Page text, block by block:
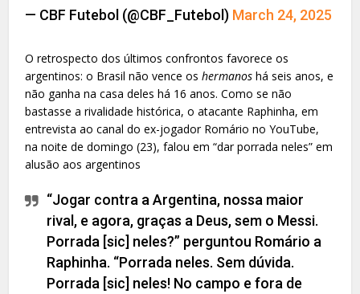
— CBF Futebol (@CBF_Futebol) March 24, 2025
O retrospecto dos últimos confrontos favorece os
argentinos: o Brasil não vence oshermanos há seis anos, e
não ganha na casa deles há 16 anos. Como se não
bastasse a rivalidade histórica, o atacante Raphinha, em
entrevista ao canal do ex-jogador Romário no YouTube,
na noite de domingo (23), falou em “dar porrada neles” em
alusão aos argentinos
“Jogar contra a Argentina, nossa maior
rival, e agora, graças a Deus, sem o Messi.
Porrada [sic] neles?” perguntou Romário a
Raphinha. “Porrada neles. Sem dúvida.
Porrada [sic] neles! No campo e fora de